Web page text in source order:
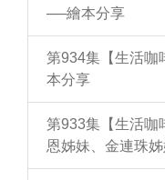
──繪本分享
第934集【生活咖
本分享
第933集【生活咖
恩姊妹、金連珠